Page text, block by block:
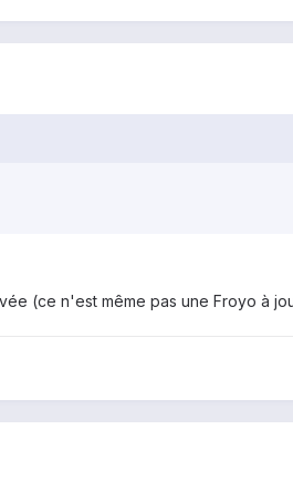
(ce n'est même pas une Froyo à